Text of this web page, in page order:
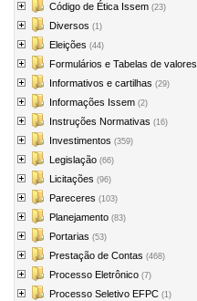
Código de Ética Issem (23)
Diversos (1)
Eleições (44)
Formulários e Tabelas de valores
Informativos e cartilhas (29)
Informações Issem (2)
Instruções Normativas (16)
Investimentos (359)
Legislação (66)
Licitações (96)
Pareceres (103)
Planejamento (83)
Portarias (53)
Prestação de Contas (468)
Processo Eletrônico (7)
Processo Seletivo EFPC (1)